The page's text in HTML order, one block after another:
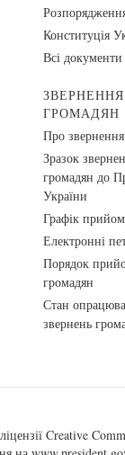
Конституція
Всі документи
ЗВЕРНЕННЯ
ГРОМАДЯН
Про
Зразок
громадян до
України
Графік
Електронні
Порядок
громадян
Стан
звернень
Creative